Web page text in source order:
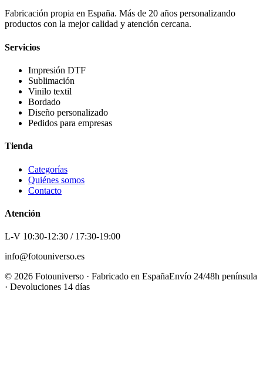
Fabricación propia en España. Más de 20 años personalizando
productos con la mejor calidad y atención cercana.
Servicios
Impresión DTF
Sublimación
Vinilo textil
Bordado
Diseño personalizado
Pedidos para empresas
Tienda
Categorías
Quiénes somos
Contacto
Atención
L-V 10:30-12:30 / 17:30-19:00
info@fotouniverso.es
© 2026 Fotouniverso · Fabricado en EspañaEnvío 24/48h península
· Devoluciones 14 días